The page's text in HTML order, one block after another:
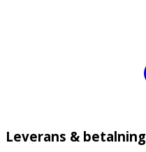
Leverans & betalning